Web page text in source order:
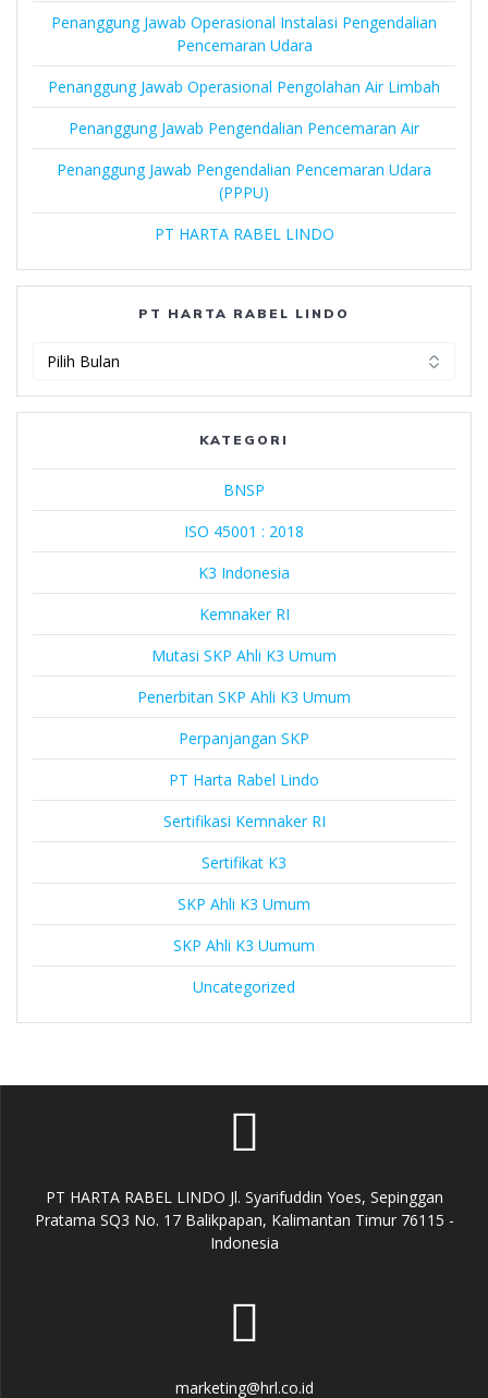
Penanggung Jawab Operasional Instalasi Pengendalian
Pencemaran Udara
Penanggung Jawab Operasional Pengolahan Air Limbah
Penanggung Jawab Pengendalian Pencemaran Air
Penanggung Jawab Pengendalian Pencemaran Udara
(PPPU)
PT HARTA RABEL LINDO
PT HARTA RABEL LINDO
Rabel
KATEGORI
BNSP
ISO 45001 : 2018
K3 Indonesia
Kemnaker RI
Mutasi SKP Ahli K3 Umum
Penerbitan SKP Ahli K3 Umum
Perpanjangan SKP
PT Harta Rabel Lindo
Sertifikasi Kemnaker RI
Sertifikat K3
SKP Ahli K3 Umum
SKP Ahli K3 Uumum
Uncategorized
PT HARTA RABEL LINDO Jl. Syarifuddin Yoes, Sepinggan
Pratama SQ3 No. 17 Balikpapan, Kalimantan Timur 76115 -
Indonesia
marketing@hrl.co.id